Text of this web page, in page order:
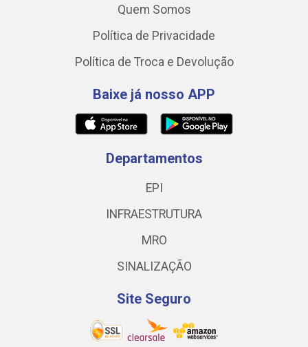
Quem Somos
Política de Privacidade
Política de Troca e Devolução
Baixe já nosso APP
Departamentos
EPI
INFRAESTRUTURA
MRO
SINALIZAÇÃO
Site Seguro